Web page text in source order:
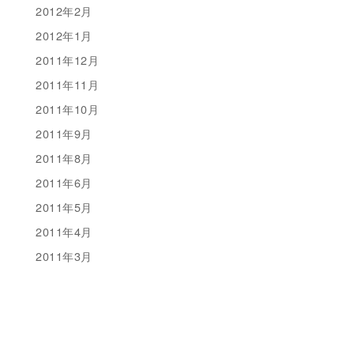
2012年2月
2012年1月
2011年12月
2011年11月
2011年10月
2011年9月
2011年8月
2011年6月
2011年5月
2011年4月
2011年3月